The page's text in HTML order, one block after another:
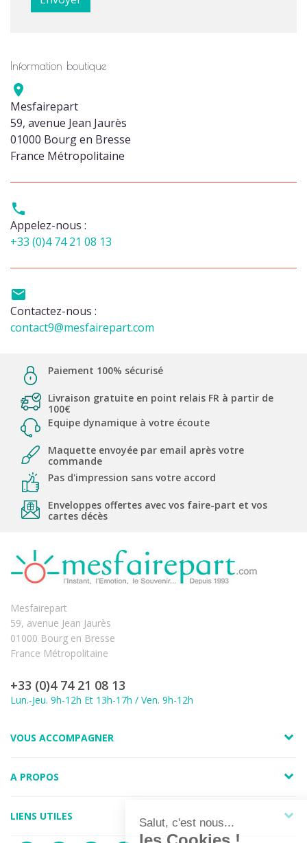
Information boutique

Mesfairepart
59, avenue Jean Jaurès
01000 Bourg en Bresse
France Métropolitaine

Appelez-nous :
+33 (0)4 74 21 08 13

Contactez-nous :
contact9@mesfairepart.com
Paiement 100% sécurisé
Livraison gratuite en point relais FR à partir de
100€
Equipe dynamique à votre écoute
Maquette envoyée par email après votre
commande
Pas d'impression sans votre accord
Enveloppes offertes avec vos faire-part et vos
cartes décès
Mesfairepart
59, avenue Jean Jaurès
01000 Bourg en Bresse
France Métropolitaine
+33 (0)4 74 21 08 13
Lun.-Jeu. 9h-12h Et 13h-17h / Ven. 9h-12h
VOUS ACCOMPAGNER
A PROPOS
LIENS UTILES